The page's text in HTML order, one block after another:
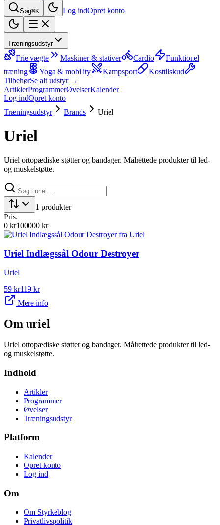
Søg⌘K Log indOpret konto
Træningsudstyr
Frie vægte Maskiner & stativer Cardio
Funktionel
træning
Yoga & mobility Kampsport
Kosttilskud
TilbehørSe alt udstyr →
ArtiklerProgrammerØvelserKalender
Log indOpret konto
Træningsudstyr
Brands Uriel
Uriel
Uriel ortopædiske støtter og bandager. Målrettede produkter til led-
og muskelstøtte.
1 produkter
Pris:
0 kr100000 kr
Uriel Indlægssål Odour Destroyer
Uriel
59 kr119 kr
Mere info
Om uriel
Uriel ortopædiske støtter og bandager. Målrettede produkter til led-
og muskelstøtte.
Indhold
Artikler
Programmer
Øvelser
Træningsudstyr
Platform
Kalender
Opret konto
Log ind
Om
Om Styrkeblog
Privatlivspolitik